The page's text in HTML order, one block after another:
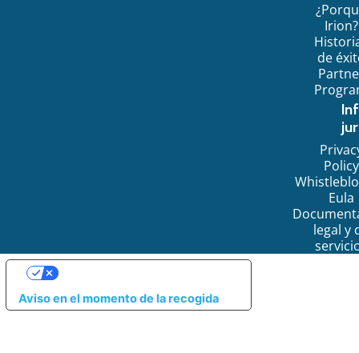
Irion?
de
Policy
Eula
legal y
Aviso en el momento de la recogida